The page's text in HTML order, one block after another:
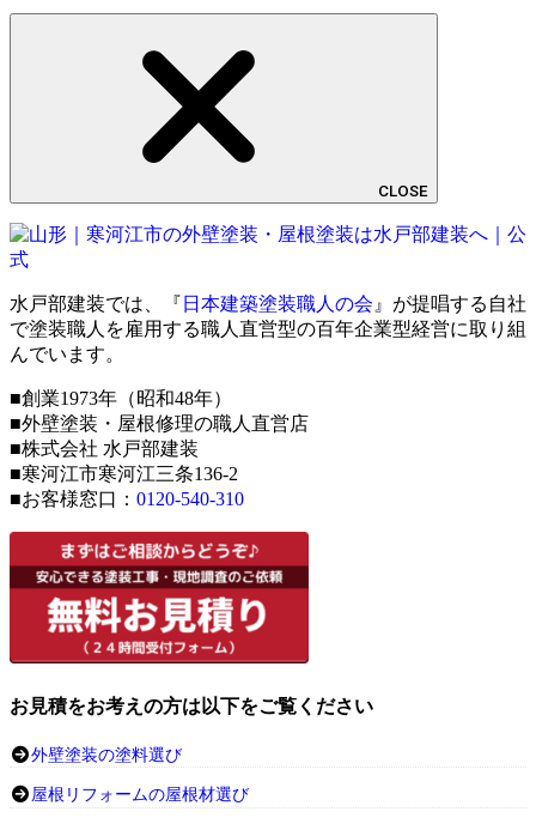
CLOSE
水戸部建装では、『 日本建築塗装職人の会 』が提唱する自社
で塗装職人を雇用する職人直営型の百年企業型経営に取り組
んでいます。
■創業1973年（昭和48年）
■外壁塗装・屋根修理の職人直営店
■株式会社 水戸部建装
■寒河江市寒河江三条136-2
■お客様窓口： 0120-540-310
お見積をお考えの方は以下をご覧ください
外壁塗装の塗料選び
屋根リフォームの屋根材選び